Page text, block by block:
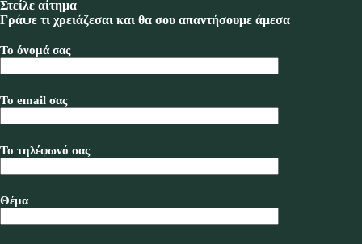
Στείλε αίτημα
Γράψε τι χρειάζεσαι και θα σου απαντήσουμε άμεσα
Το όνομά σας
Το email σας
Το τηλέφωνό σας
Θέμα